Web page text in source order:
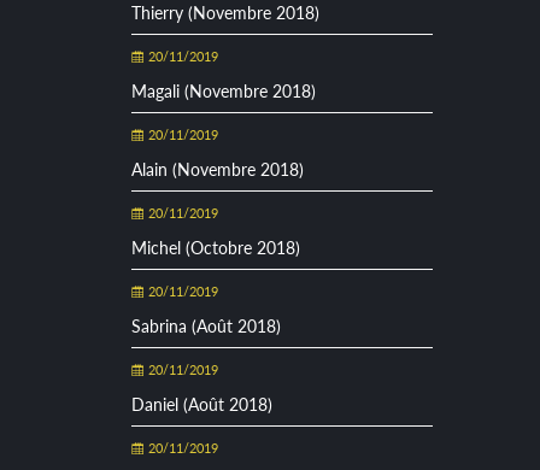
Thierry (Novembre 2018)
20/11/2019
Magali (Novembre 2018)
20/11/2019
Alain (Novembre 2018)
20/11/2019
Michel (Octobre 2018)
20/11/2019
Sabrina (Août 2018)
20/11/2019
Daniel (Août 2018)
20/11/2019